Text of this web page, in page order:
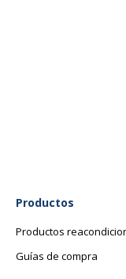
Productos
Productos
Guías de compra